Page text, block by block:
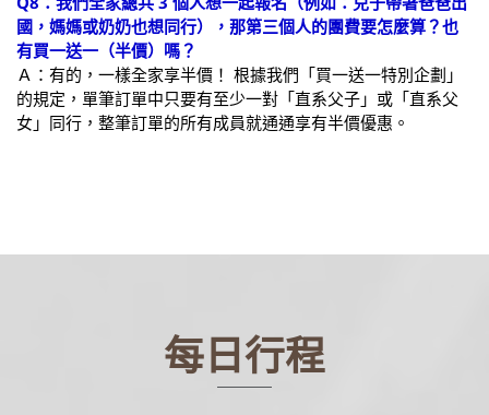
國，媽媽或奶奶也想同行），那第三個人的團費要怎麼算？也
有買一送一（半價）嗎？
Ａ：有的，一樣全家享半價！ 根據我們「買一送一特別企劃」
的規定，單筆訂單中只要有至少一對「直系父子」或「直系父
女」同行，整筆訂單的所有成員就通通享有半價優惠。
每日行程